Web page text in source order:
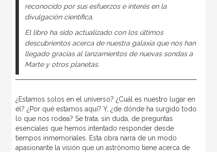
reconocido por sus esfuerzos e interés en la
divulgación científica.
El libro ha sido actualizado con los últimos
descubrientos acerca de nuestra galaxia que nos han
llegado gracias al lanzamientos de nuevas sondas a
Marte y otros planetas.
¿Estamos solos en el universo? ¿Cuál es nuestro lugar en
él? ¿Por qué estamos aquí? Y, ¿de dónde ha surgido todo
lo que nos rodea? Se trata, sin duda, de preguntas
esenciales que hemos intentado responder desde
tiempos inmemoriales. Esta obra narra de un modo
apasionante la visión que un astrónomo tiene acerca de